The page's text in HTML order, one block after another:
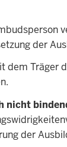
der
dem
nicht
der